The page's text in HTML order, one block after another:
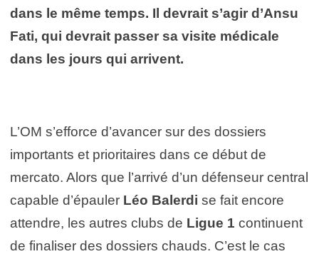
dans le même temps. Il devrait s’agir d’Ansu
Fati, qui devrait passer sa visite médicale
dans les jours qui arrivent.
L’OM s’efforce d’avancer sur des dossiers
importants et prioritaires dans ce début de
mercato. Alors que l’arrivé d’un défenseur central
capable d’épauler Léo Balerdi se fait encore
attendre, les autres clubs de Ligue 1 continuent
de finaliser des dossiers chauds. C’est le cas